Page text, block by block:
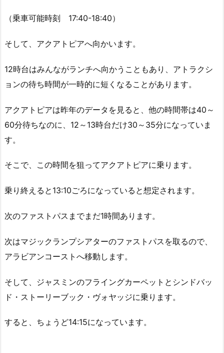
（乗車可能時刻 17:40-18:40）
そして、アクアトピアへ向かいます。
12時台はみんながランチへ向かうこともあり、アトラクシ
ョンの待ち時間が一時的に短くなることがあります。
アクアトピアは昨年のデータを見ると、他の時間帯は40～
60分待ちなのに、12～13時台だけ30～35分になっていま
す。
そこで、この時間を狙ってアクアトピアに乗ります。
乗り終えると13:10ごろになっていると想定されます。
次のファストパスまでまだ1時間あります。
次はマジックランプシアターのファストパスを取るので、
アラビアンコーストへ移動します。
そして、ジャスミンのフライングカーペットとシンドバッ
ド・ストーリーブック・ヴォヤッジに乗ります。
すると、ちょうど14:15になっています。